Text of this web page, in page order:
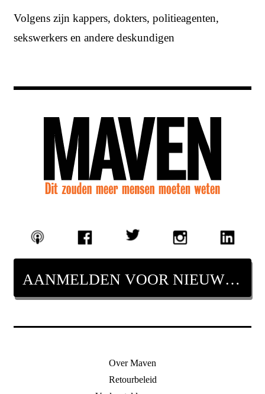
Volgens zijn kappers, dokters, politieagenten,
sekswerkers en andere deskundigen
AANMELDEN VOOR NIEUWSBRIEF
Over Maven
Retourbeleid